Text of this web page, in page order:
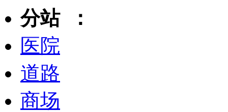
分站 ：
医院
道路
商场